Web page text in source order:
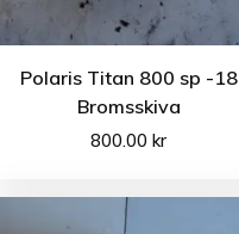
Polaris Titan 800 sp -18
Bromsskiva
800.00kr